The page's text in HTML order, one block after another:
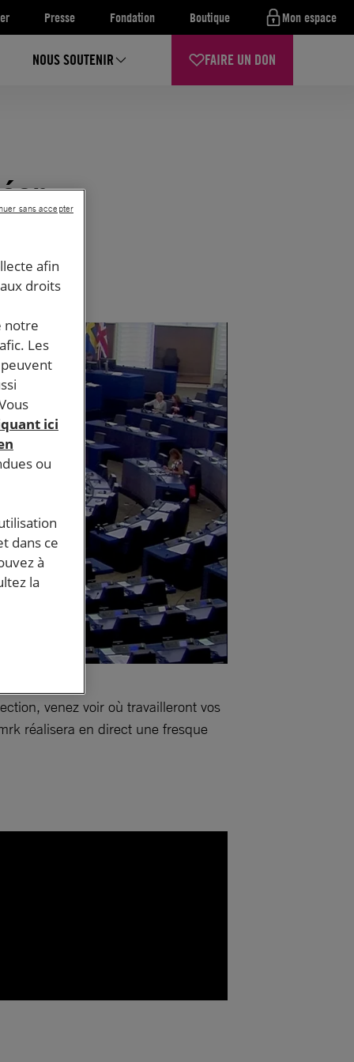
Presse Fondation Boutique Mon espace
NOUS SOUTENIR FAIRE UN DON
venez voir où travailleront vos
réalisera en direct une fresque
afin
droits
notre
Les
ici
ou
dans ce
à
la
sans accepter